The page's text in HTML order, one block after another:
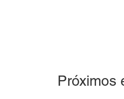
Próximos